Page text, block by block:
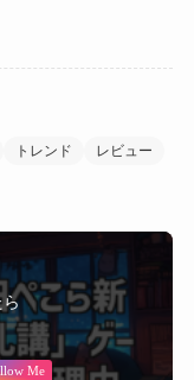
トレンド
レビュー
Me